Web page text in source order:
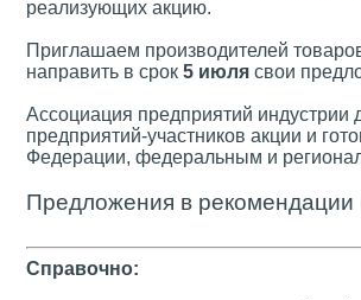
реализующих акцию.
Приглашаем производителей
направить в срок 5 июля свои
Ассоциация предприятий индустрии
предприятий-участников акции и
Федерации, федеральным и
Предложения в рекомендации
Справочно: